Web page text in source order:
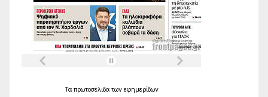
Τα πρωτοσέλιδα των εφημερίδων